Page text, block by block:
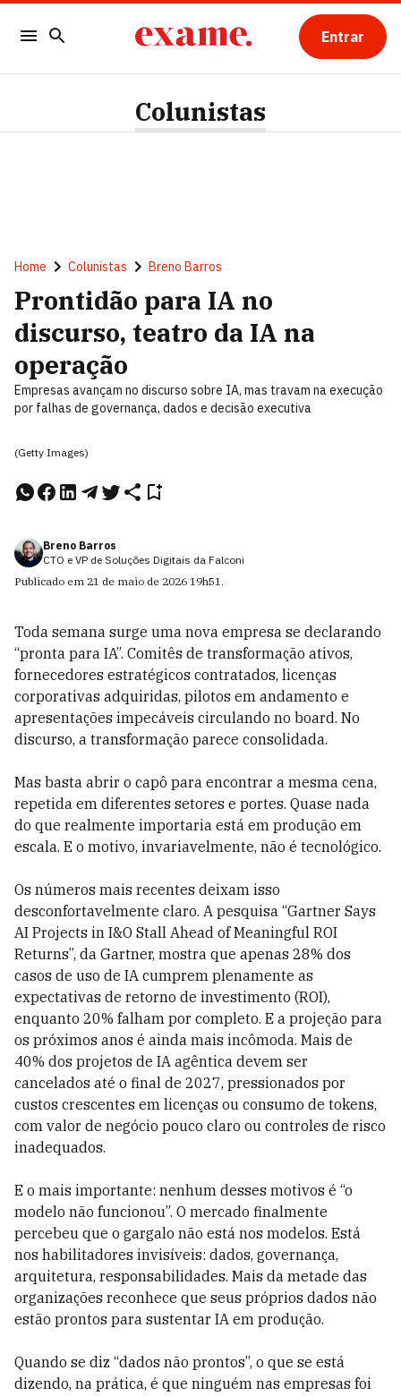
Entrar
Colunistas
Home Colunistas Breno Barros
Prontidão para IA no
discurso, teatro da IA na
operação
Empresas avançam no discurso sobre IA, mas travam na execução
por falhas de governança, dados e decisão executiva
(Getty Images)
Breno Barros
CTO e VP de Soluções Digitais da Falconi
Publicado em 21 de maio de 2026 19h51.
Toda semana surge uma nova empresa se declarando
“pronta para IA”. Comitês de transformação ativos,
fornecedores estratégicos contratados, licenças
corporativas adquiridas, pilotos em andamento e
apresentações impecáveis circulando no board. No
discurso, a transformação parece consolidada.
Mas basta abrir o capô para encontrar a mesma cena,
repetida em diferentes setores e portes. Quase nada
do que realmente importaria está em produção em
escala. E o motivo, invariavelmente, não é tecnológico.
Os números mais recentes deixam isso
desconfortavelmente claro. A pesquisa “Gartner Says
AI Projects in I&O Stall Ahead of Meaningful ROI
Returns”, da Gartner, mostra que apenas 28% dos
casos de uso de IA cumprem plenamente as
expectativas de retorno de investimento (ROI),
enquanto 20% falham por completo. E a projeção para
os próximos anos é ainda mais incômoda. Mais de
40% dos projetos de IA agêntica devem ser
cancelados até o final de 2027, pressionados por
custos crescentes em licenças ou consumo de tokens,
com valor de negócio pouco claro ou controles de risco
inadequados.
E o mais importante: nenhum desses motivos é “o
modelo não funcionou”. O mercado finalmente
percebeu que o gargalo não está nos modelos. Está
nos habilitadores invisíveis: dados, governança,
arquitetura, responsabilidades. Mais da metade das
organizações reconhece que seus próprios dados não
estão prontos para sustentar IA em produção.
Quando se diz “dados não prontos”, o que se está
dizendo, na prática, é que ninguém nas empresas foi